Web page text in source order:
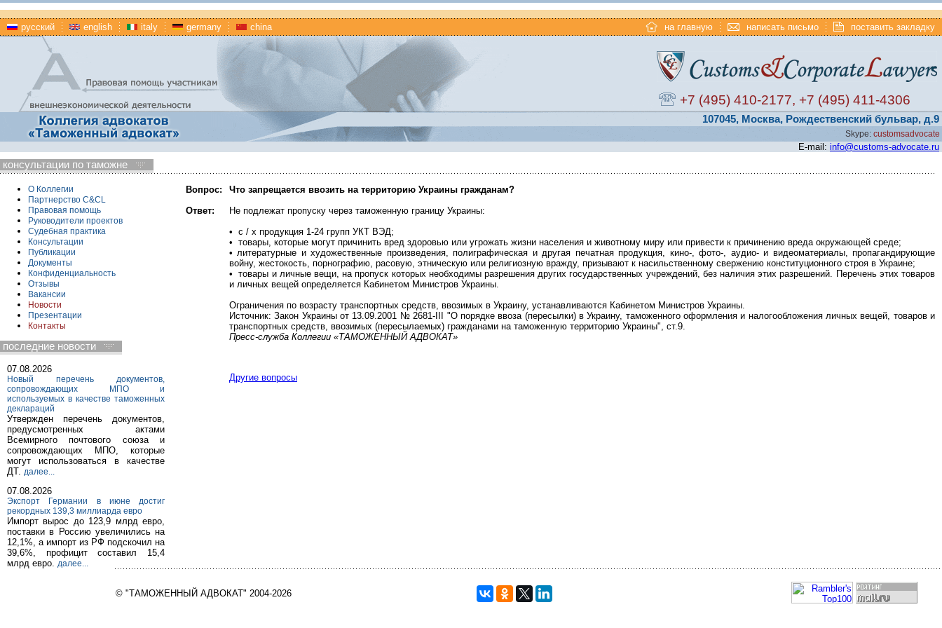
русский english italy germany china на главную написать письмо поставить закладку
+7 (495) 410-2177, +7 (495) 411-4306
107045, Москва, Рождественский бульвар, д.9
Skype: customsadvocate
E-mail: info@customs-advocate.ru
консультации по таможне
О Коллегии
Партнерство C&CL
Правовая помощь
Руководители проектов
Судебная практика
Консультации
Публикации
Документы
Конфиденциальность
Отзывы
Вакансии
Новости
Презентации
Контакты
последние новости
07.08.2026
Новый перечень документов,
сопровождающих МПО и
используемых в качестве таможенных
деклараций
Утвержден перечень документов,
предусмотренных актами
Всемирного почтового союза и
сопровождающих МПО, которые
могут использоваться в качестве
ДТ. далее...
07.08.2026
Экспорт Германии в июне достиг
рекордных 139,3 миллиарда евро
Импорт вырос до 123,9 млрд евро,
поставки в Россию увеличились на
12,1%, а импорт из РФ подскочил на
39,6%, профицит составил 15,4
млрд евро. далее...
Вопрос:
Что запрещается ввозить на территорию Украины гражданам?
Ответ:
Не подлежат пропуску через таможенную границу Украины:
• с / х продукция 1-24 групп УКТ ВЭД;
• товары, которые могут причинить вред здоровью или угрожать жизни населения и животному миру или привести к причинению вреда окружающей среде;
• литературные и художественные произведения, полиграфическая и другая печатная продукция, кино-, фото-, аудио- и видеоматериалы, пропагандирующие
войну, жестокость, порнографию, расовую, этническую или религиозную вражду, призывают к насильственному свержению конституционного строя в Украине;
• товары и личные вещи, на пропуск которых необходимы разрешения других государственных учреждений, без наличия этих разрешений. Перечень этих товаров
и личных вещей определяется Кабинетом Министров Украины.
Ограничения по возрасту транспортных средств, ввозимых в Украину, устанавливаются Кабинетом Министров Украины.
Источник: Закон Украины от 13.09.2001 № 2681-III "О порядке ввоза (пересылки) в Украину, таможенного оформления и налогообложения личных вещей, товаров и
транспортных средств, ввозимых (пересылаемых) гражданами на таможенную территорию Украины", ст.9.
Пресс-служба Коллегии «ТАМОЖЕННЫЙ АДВОКАТ»
Другие вопросы
© "ТАМОЖЕННЫЙ АДВОКАТ" 2004-2026